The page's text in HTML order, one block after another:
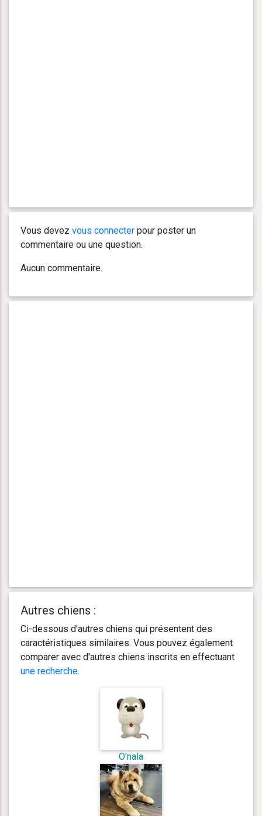
Vous devez vous connecter pour poster un
commentaire ou une question.
Aucun commentaire.
Autres chiens :
Ci-dessous d'autres chiens qui présentent des
caractéristiques similaires. Vous pouvez également
comparer avec d'autres chiens inscrits en effectuant
une recherche.
O'nala